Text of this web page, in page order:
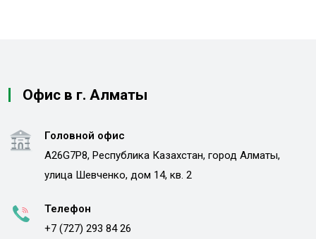
Офис в г. Алматы
Головной офис
A26G7P8, Республика Казахстан, город Алматы,
улица Шевченко, дом 14, кв. 2
Телефон
+7 (727) 293 84 26